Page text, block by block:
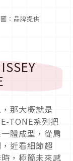
：品牌提供
那大概就是
TONE系列把
體成型，從肩
近看細節超
，極簡未來感